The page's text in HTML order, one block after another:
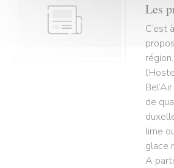
Les
C’est
de
lime
glace
A